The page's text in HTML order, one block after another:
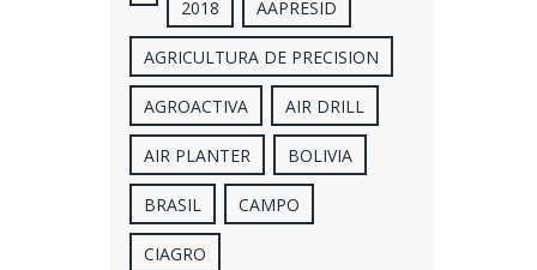
2018 AAPRESID
AGRICULTURA DE PRECISION
AGROACTIVA AIR DRILL
AIR PLANTER BOLIVIA
BRASIL CAMPO
CIAGRO